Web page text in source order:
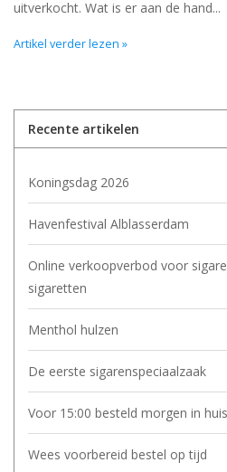
uitverkocht. Wat is er aan de hand...
Artikel verder lezen »
Recente artikelen
Koningsdag 2026
Havenfestival Alblasserdam
Online verkoopverbod voor
sigaretten
Menthol hulzen
De eerste sigarenspeciaalzaak
Voor 15:00 besteld morgen in huis
Wees voorbereid bestel op tijd